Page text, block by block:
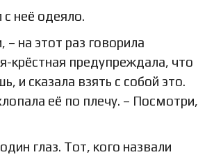
с неё одеяло.
– на этот раз говорила
крёстная предупреждала, что
и сказала взять с собой это.
её по плечу. – Посмотри,
глаз. Тот, кого назвали